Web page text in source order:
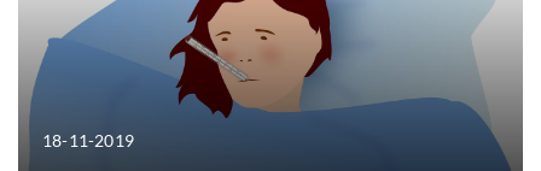
18-11-2019